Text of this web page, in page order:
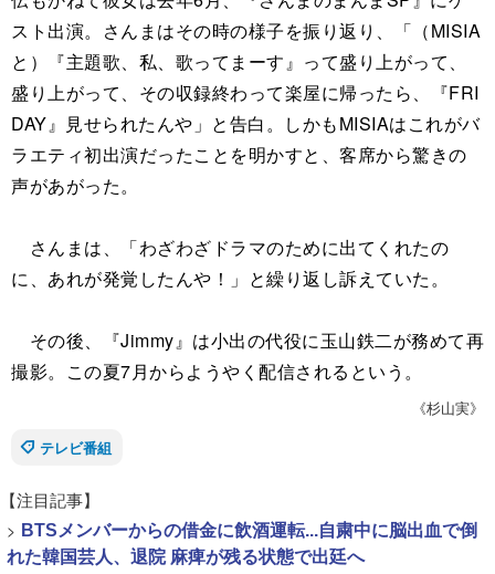
スト出演。さんまはその時の様子を振り返り、「（MISIA
と）『主題歌、私、歌ってまーす』って盛り上がって、
盛り上がって、その収録終わって楽屋に帰ったら、『FRI
DAY』見せられたんや」と告白。しかもMISIAはこれがバ
ラエティ初出演だったことを明かすと、客席から驚きの
声があがった。
さんまは、「わざわざドラマのために出てくれたの
に、あれが発覚したんや！」と繰り返し訴えていた。
その後、『Jimmy』は小出の代役に玉山鉄二が務めて再
撮影。この夏7月からようやく配信されるという。
《杉山実》
テレビ番組
【注目記事】
> BTSメンバーからの借金に飲酒運転...自粛中に脳出血で倒
れた韓国芸人、退院 麻痺が残る状態で出廷へ